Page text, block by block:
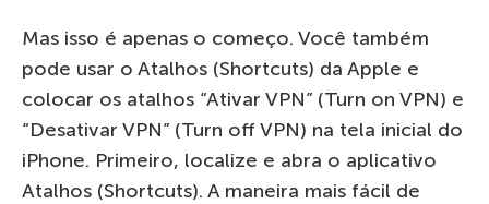
Mas isso é apenas o começo. Você também
pode usar o Atalhos (Shortcuts) da Apple e
colocar os atalhos “Ativar VPN” (Turn on VPN) e
“Desativar VPN” (Turn off VPN) na tela inicial do
iPhone. Primeiro, localize e abra o aplicativo
Atalhos (Shortcuts). A maneira mais fácil de